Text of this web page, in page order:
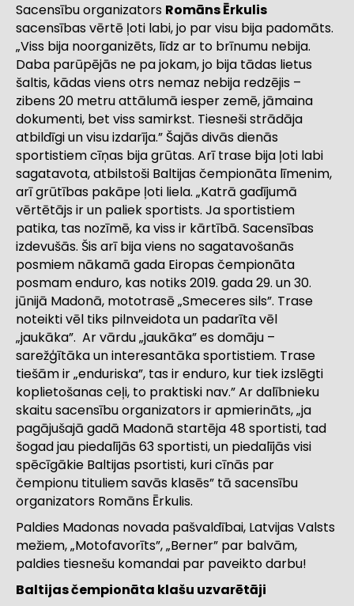
Sacensību organizators Romāns Ērkulis
sacensības vērtē ļoti labi, jo par visu bija padomāts.
„Viss bija noorganizēts, līdz ar to brīnumu nebija.
Daba parūpējās ne pa jokam, jo bija tādas lietus
šaltis, kādas viens otrs nemaz nebija redzējis –
zibens 20 metru attālumā iesper zemē, jāmaina
dokumenti, bet viss samirkst. Tiesneši strādāja
atbildīgi un visu izdarīja.” Šajās divās dienās
sportistiem cīņas bija grūtas. Arī trase bija ļoti labi
sagatavota, atbilstoši Baltijas čempionāta līmenim,
arī grūtības pakāpe ļoti liela. „Katrā gadījumā
vērtētājs ir un paliek sportists. Ja sportistiem
patika, tas nozīmē, ka viss ir kārtībā. Sacensības
izdevušās. Šis arī bija viens no sagatavošanās
posmiem nākamā gada Eiropas čempionāta
posmam enduro, kas notiks 2019. gada 29. un 30.
jūnijā Madonā, mototrasē „Smeceres sils”. Trase
noteikti vēl tiks pilnveidota un padarīta vēl
„jaukāka”. Ar vārdu „jaukāka” es domāju –
sarežģītāka un interesantāka sportistiem. Trase
tiešām ir „enduriska”, tas ir enduro, kur tiek izslēgti
koplietošanas ceļi, to praktiski nav.” Ar dalībnieku
skaitu sacensību organizators ir apmierināts, „ja
pagājušajā gadā Madonā startēja 48 sportisti, tad
šogad jau piedalījās 63 sportisti, un piedalījās visi
spēcīgākie Baltijas psortisti, kuri cīnās par
čempionu tituliem savās klasēs” tā sacensību
organizators Romāns Ērkulis.
Paldies Madonas novada pašvaldībai, Latvijas Valsts
mežiem, „Motofavorīts”, „Berner” par balvām,
paldies tiesnešu komandai par paveikto darbu!
Baltijas čempionāta klašu uzvarētāji